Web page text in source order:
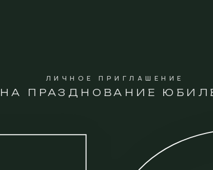
ЛИЧНОЕ ПРИГЛАШЕНИЕ
НА ПРАЗДНОВАНИЕ